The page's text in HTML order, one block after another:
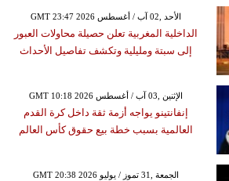
GMT 23:47 2026 الأحد ,02 آب / أغسطس
الداخلية المغربية تعلن حصيلة محاولات العبور
إلى سبتة ومليلية وتكشف تفاصيل الأحداث
GMT 10:18 2026 الإثنين ,03 آب / أغسطس
إنفانتينو يواجه أزمة ثقة داخل كرة القدم
العالمية بسبب خطة بيع حقوق كأس العالم
GMT 20:38 2026 الجمعة ,31 تموز / يوليو